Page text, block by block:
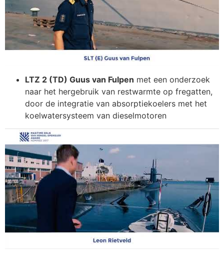
LTZ 2 (TD) Guus van Fulpen met een onderzoek
naar het hergebruik van restwarmte op fregatten,
door de integratie van absorptiekoelers met het
koelwatersysteem van dieselmotoren